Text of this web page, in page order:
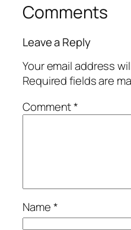
Comments
Leave a Reply
Your email address
Required fields are
Comment*
Name*